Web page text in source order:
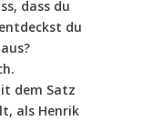
dass du
du
dem Satz
als Henrik